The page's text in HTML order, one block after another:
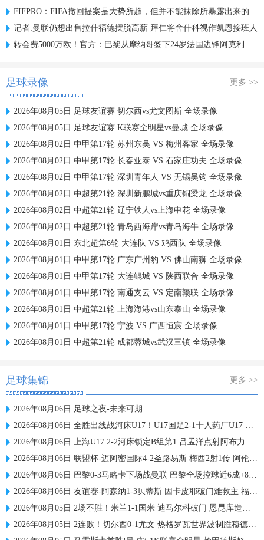
FIFPRO：FIFA撤回提案是大势所趋，但并不能抹除所暴露出来的问题
记者:曼联仍想出售拉什福德摆脱高薪 拜仁将舍什科视作凯恩接班人
转会费5000万欧！官方：巴黎从摩纳哥签下24岁法国边锋阿克利乌什
足球录像 更多 >>
2026年08月05日 足球友谊赛 切尔西vs尤文图斯 全场录像
2026年08月05日 足球友谊赛 K联赛全明星vs曼城 全场录像
2026年08月02日 中甲第17轮 苏州东吴 VS 梅州客家 全场录像
2026年08月02日 中甲第17轮 长春亚泰 VS 石家庄功夫 全场录像
2026年08月02日 中甲第17轮 深圳青年人 VS 无锡吴钩 全场录像
2026年08月02日 中超第21轮 深圳新鹏城vs重庆铜梁龙 全场录像
2026年08月02日 中超第21轮 辽宁铁人vs上海申花 全场录像
2026年08月02日 中超第21轮 青岛西海岸vs青岛海牛 全场录像
2026年08月01日 东北超第6轮 大连队 VS 鸡西队 全场录像
2026年08月01日 中甲第17轮 广东广州豹 VS 佛山南狮 全场录像
2026年08月01日 中甲第17轮 大连鲲城 VS 陕西联合 全场录像
2026年08月01日 中甲第17轮 南通支云 VS 定南赣联 全场录像
2026年08月01日 中超第21轮 上海海港vs山东泰山 全场录像
2026年08月01日 中甲第17轮 宁波 VS 广西恒宸 全场录像
2026年08月01日 中超第21轮 成都蓉城vs武汉三镇 全场录像
足球集锦 更多 >>
2026年08月06日 足球之夜-未来可期
2026年08月06日 全胜出线战河床U17！U17国足2-1十人药厂U17 赵松源登场1分钟传射
2026年08月06日 上海U17 2-2河床锁定B组第1 吕孟洋点射阿布力米破门 将战A组第2
2026年08月06日 联盟杯-迈阿密国际4-2圣路易斯 梅西2射1传 阿伦助攻戴帽
2026年08月06日 巴黎0-3马略卡下场战曼联 巴黎全场控球近6成+8射3正未果
2026年08月06日 友谊赛-阿森纳1-3贝蒂斯 因卡皮耶破门难救主 福纳尔斯1射2传
2026年08月05日 2场不胜！米兰1-1国米 迪马尔科破门 恩昆库造点+点射拉莫斯登场
2026年08月05日 2连败！切尔西0-1尤文 热格罗瓦世界波制胜穆德里克时隔614天复出